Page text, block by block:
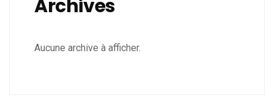
Archives
Aucune archive à afficher.